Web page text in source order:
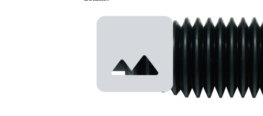
Średnica